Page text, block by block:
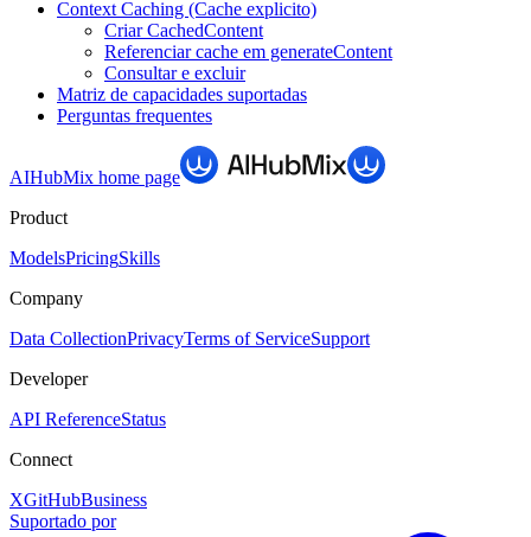
Context Caching (Cache explicito)
Criar CachedContent
Referenciar cache em generateContent
Consultar e excluir
Matriz de capacidades suportadas
Perguntas frequentes
AIHubMix home page
Product
ModelsPricingSkills
Company
Data CollectionPrivacyTerms of ServiceSupport
Developer
API ReferenceStatus
Connect
XGitHubBusiness
Suportado por